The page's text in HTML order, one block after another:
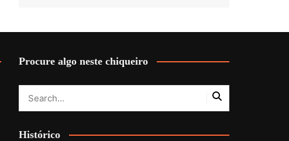
Procure algo neste chiqueiro
Histórico